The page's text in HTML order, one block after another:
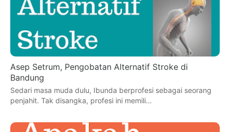
Asep Setrum, Pengobatan Alternatif Stroke di
Bandung
Sedari masa muda dulu, Ibunda berprofesi sebagai seorang
penjahit. Tak disangka, profesi ini memili…